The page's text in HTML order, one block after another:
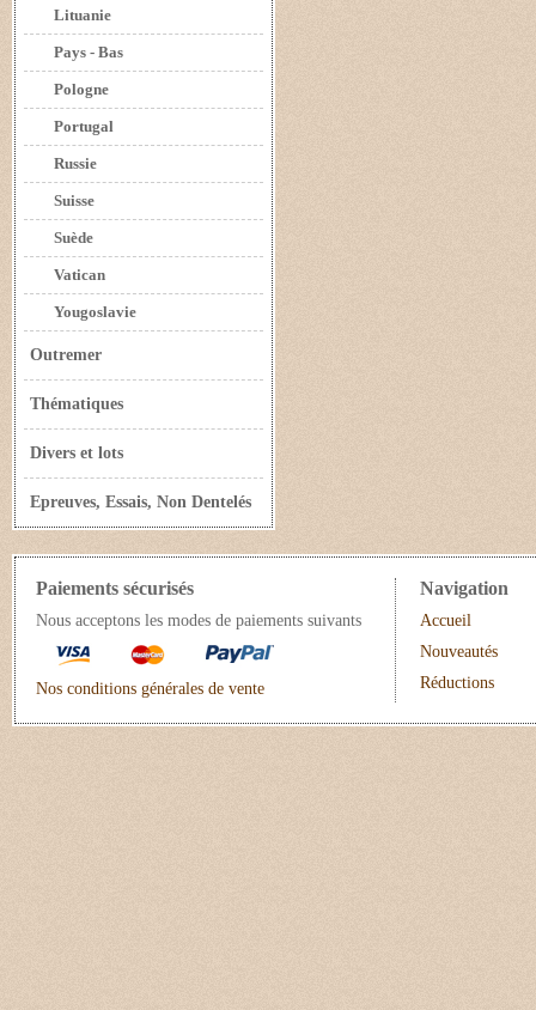
Lituanie
Pays - Bas
Pologne
Portugal
Russie
Suisse
Suède
Vatican
Yougoslavie
Outremer
Thématiques
Divers et lots
Epreuves, Essais, Non Dentelés
Paiements sécurisés
Nous acceptons les modes de paiements suivants
Nos conditions générales de vente
Navigation
Accueil
Nouveautés
Réductions